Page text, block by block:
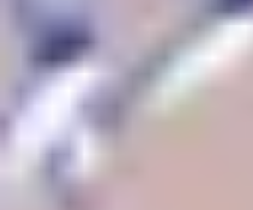
Stratégie et planification